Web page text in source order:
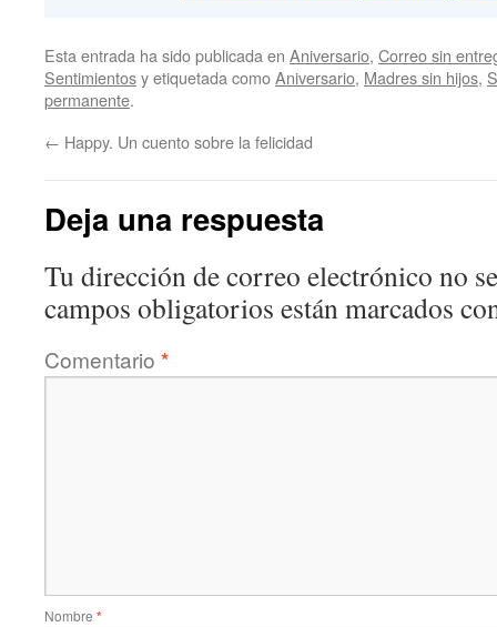
Esta entrada ha sido publicada en Aniversario, Correo sin
Sentimientosy etiquetada comoAniversario, Madres sin hijos,
permanente.
← Happy. Un cuento sobre la felicidad
Deja una respuesta
Tu dirección de correo electrónico no
campos obligatorios están marcados
Comentario *
Nombre *